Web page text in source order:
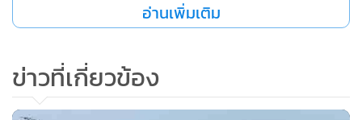
ขณะที่การจัดงาน “เดินกินถิ่นนาเกลือ” ที่ดำเนินการอยู่ใน
ปัจจุบัน เมืองพัทยาได้มีมาตรการป้องกันการแพร่ระบาดของโรค
อ่านเพิ่มเติม
ข่าวที่เกี่ยวข้อง